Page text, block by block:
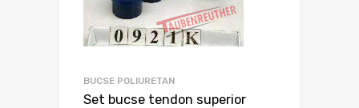
BUCSE POLIURETAN
Set bucse tendon superior